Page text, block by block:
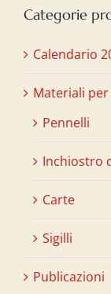
Categorie
Calendario
Materiali
Pennelli
Inchiostro
Carte
Sigilli
Publicazioni